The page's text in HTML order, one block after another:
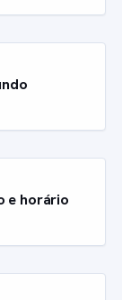
e horário